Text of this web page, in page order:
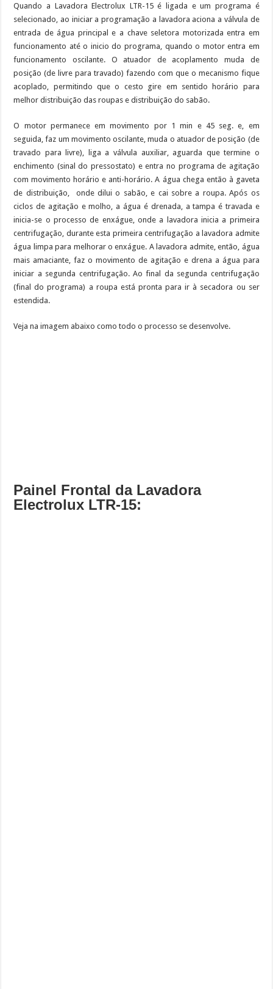
Quando a Lavadora Electrolux LTR-15 é ligada e um programa é
selecionado, ao iniciar a programação a lavadora aciona a válvula de
entrada de água principal e a chave seletora motorizada entra em
funcionamento até o inicio do programa, quando o motor entra em
funcionamento oscilante. O atuador de acoplamento muda de
posição (de livre para travado) fazendo com que o mecanismo fique
acoplado, permitindo que o cesto gire em sentido horário para
melhor distribuição das roupas e distribuição do sabão.
O motor permanece em movimento por 1 min e 45 seg. e, em
seguida, faz um movimento oscilante, muda o atuador de posição (de
travado para livre), liga a válvula auxiliar, aguarda que termine o
enchimento (sinal do pressostato) e entra no programa de agitação
com movimento horário e anti-horário. A água chega então à gaveta
de distribuição, onde dilui o sabão, e cai sobre a roupa. Após os
ciclos de agitação e molho, a água é drenada, a tampa é travada e
inicia-se o processo de enxágue, onde a lavadora inicia a primeira
centrifugação, durante esta primeira centrifugação a lavadora admite
água limpa para melhorar o enxágue. A lavadora admite, então, água
mais amaciante, faz o movimento de agitação e drena a água para
iniciar a segunda centrifugação. Ao final da segunda centrifugação
(final do programa) a roupa está pronta para ir à secadora ou ser
estendida.
Veja na imagem abaixo como todo o processo se desenvolve.
Painel Frontal da Lavadora
Electrolux LTR-15: